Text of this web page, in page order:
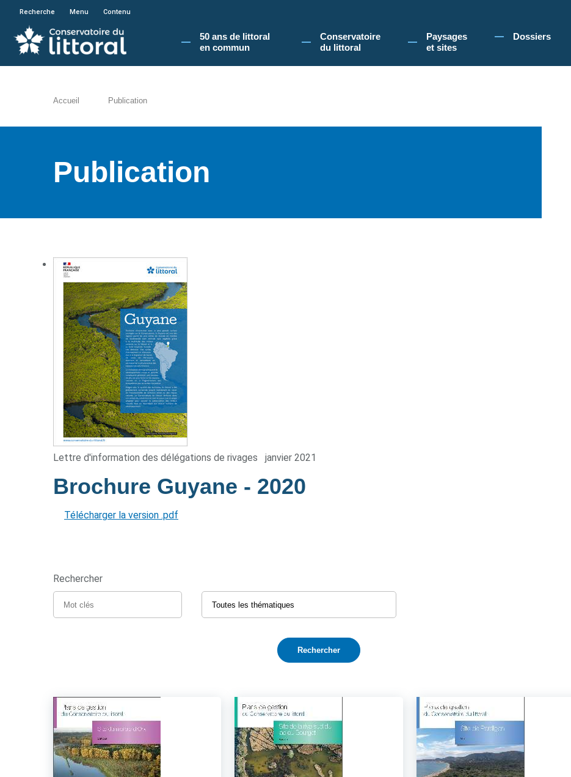
En poursuivant votre navigation sur le site du Conservatoire du littoral, vous acceptez l'utilisation de cookies pour vous proposer une
Recherche Menu Contenu
50 ans de littoral
en commun​
Conservatoire
du littoral
Paysages
et sites
Dossiers
Accueil Publication
Publication
Lettre d'information des délégations de rivages janvier 2021
Brochure Guyane - 2020
Télécharger la version .pdf
Rechercher